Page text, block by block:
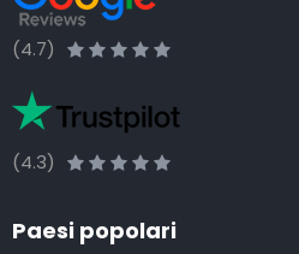
(4.7)
(4.3)
Paesi popolari